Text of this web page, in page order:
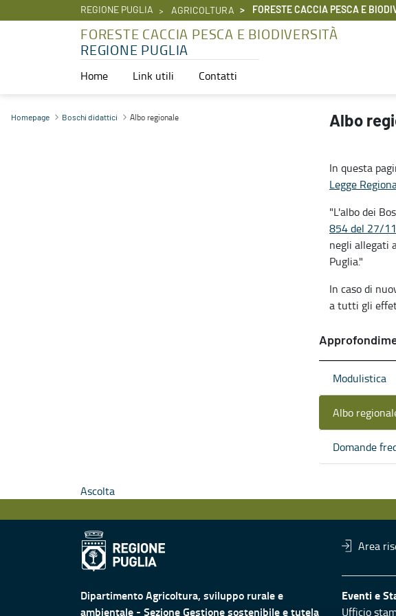
REGIONE PUGLIA AGRICOLTURA FORESTE CACCIA PESCA E
FORESTE CACCIA PESCA E BIODIVERSITÀ
REGIONE PUGLIA
Home Link utili Contatti
Albo regionale - Foreste caccia pesca e biodiversità
Homepage Boschi didattici Albo regionale Albo
In questa
Legge
"L'albo dei
854 del 27/
negli allegati
Puglia."
In caso di
a tutti gli
Modulistica
Albo
Domande
Ascolta
Area
Dipartimento Agricoltura, sviluppo rurale e
ambientale - Sezione Gestione sostenibile e tutela
Eventi e
Ufficio